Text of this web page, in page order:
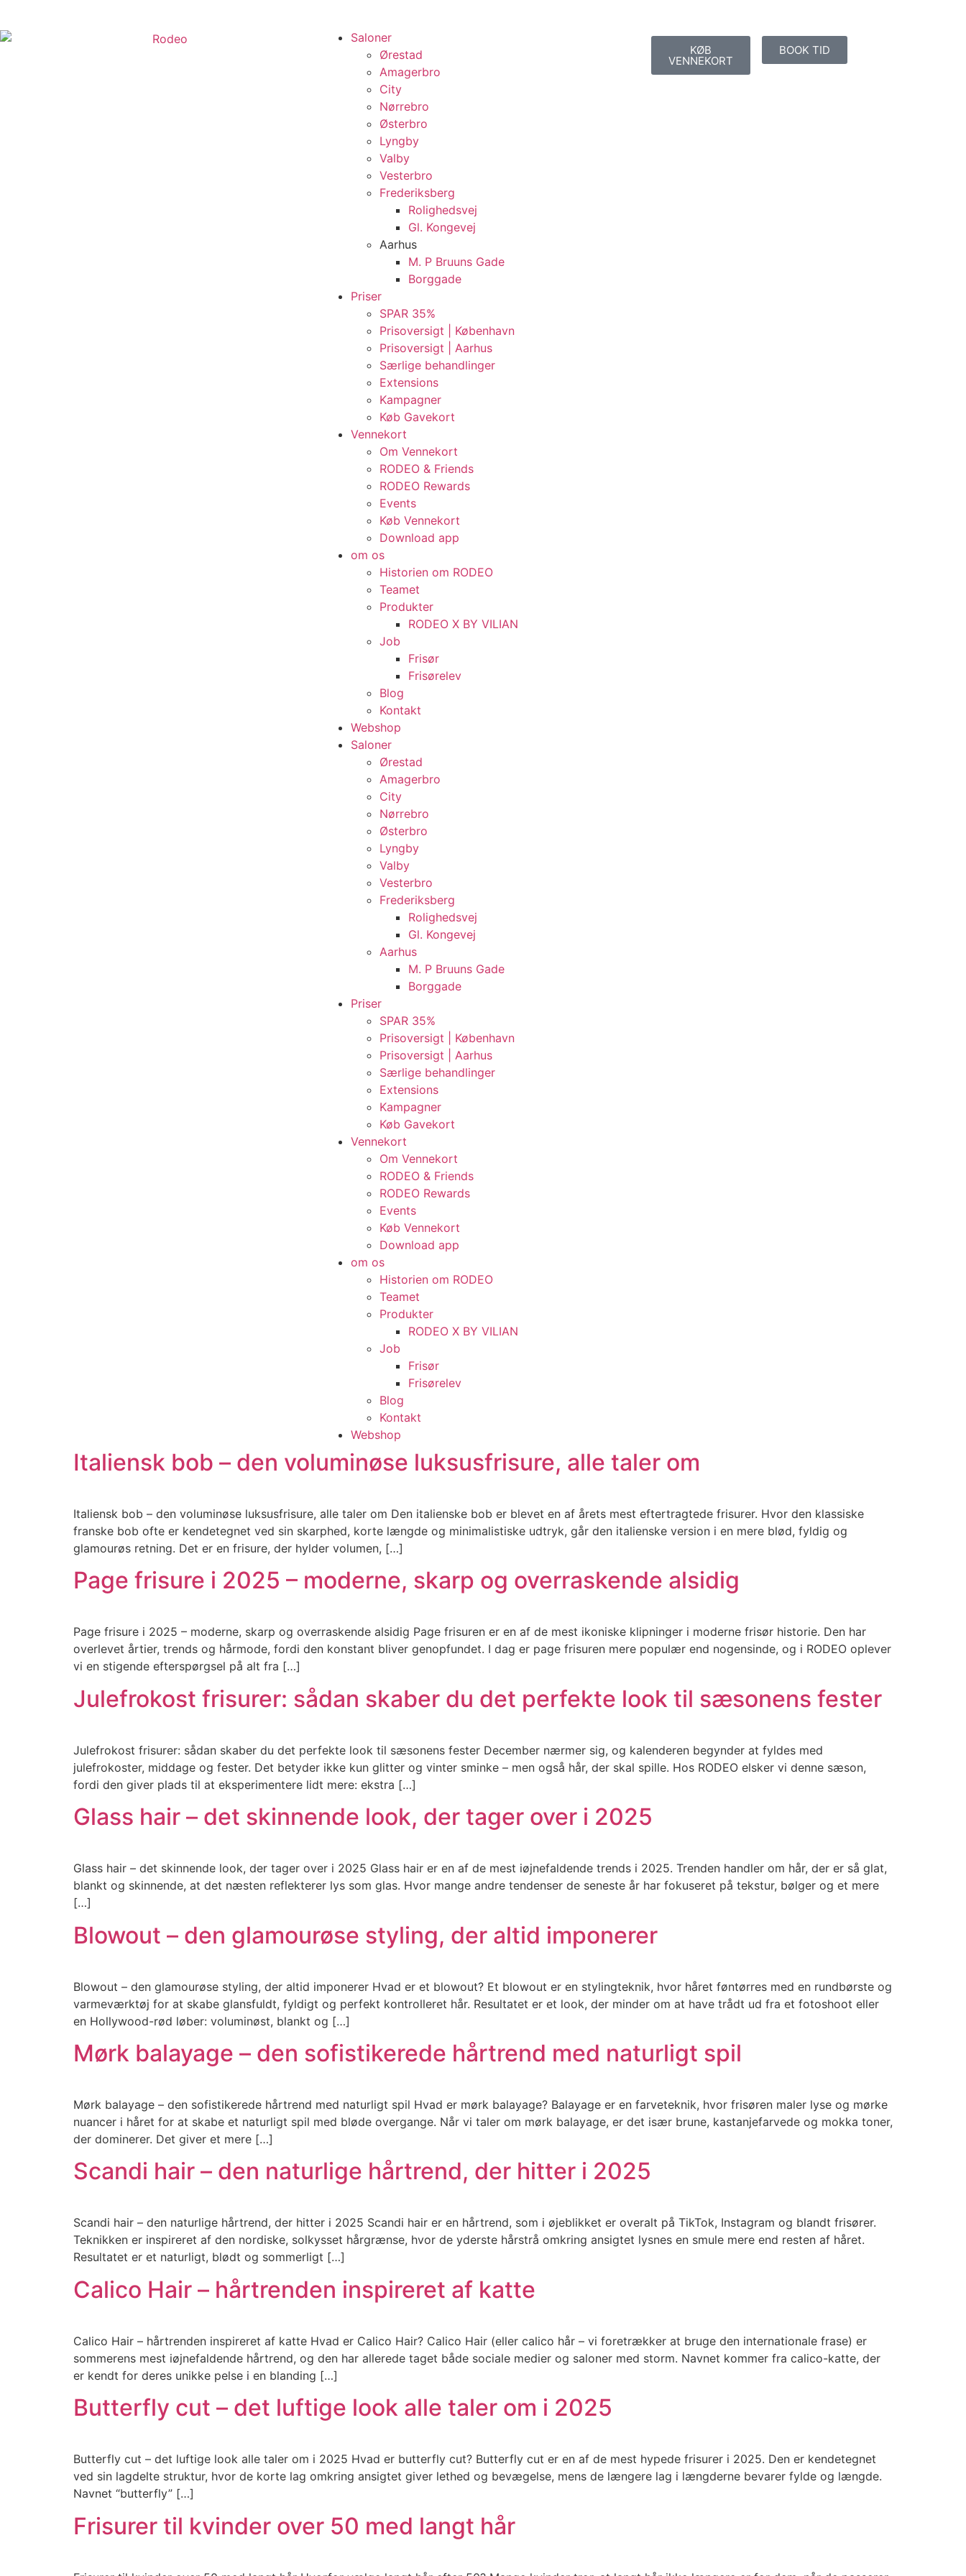
Saloner
Ørestad
Amagerbro
City
Nørrebro
Østerbro
Lyngby
Valby
Vesterbro
Frederiksberg
Rolighedsvej
Gl. Kongevej
Aarhus
M. P Bruuns Gade
Borggade
Priser
SPAR 35%
Prisoversigt | København
Prisoversigt | Aarhus
Særlige behandlinger
Extensions
Kampagner
Køb Gavekort
Vennekort
Om Vennekort
RODEO & Friends
RODEO Rewards
Events
Køb Vennekort
Download app
om os
Historien om RODEO
Teamet
Produkter
RODEO X BY VILIAN
Job
Frisør
Frisørelev
Blog
Kontakt
Webshop
Saloner
Ørestad
Amagerbro
City
Nørrebro
Østerbro
Lyngby
Valby
Vesterbro
Frederiksberg
Rolighedsvej
Gl. Kongevej
Aarhus
M. P Bruuns Gade
Borggade
Priser
SPAR 35%
Prisoversigt | København
Prisoversigt | Aarhus
Særlige behandlinger
Extensions
Kampagner
Køb Gavekort
Vennekort
Om Vennekort
RODEO & Friends
RODEO Rewards
Events
Køb Vennekort
Download app
om os
Historien om RODEO
Teamet
Produkter
RODEO X BY VILIAN
Job
Frisør
Frisørelev
Blog
Kontakt
Webshop
KØB
VENNEKORT
BOOK TID
Italiensk bob – den voluminøse luksusfrisure, alle taler om
Italiensk bob – den voluminøse luksusfrisure, alle taler om Den italienske bob er blevet en af årets mest eftertragtede frisurer. Hvor den klassiske
franske bob ofte er kendetegnet ved sin skarphed, korte længde og minimalistiske udtryk, går den italienske version i en mere blød, fyldig og
glamourøs retning. Det er en frisure, der hylder volumen, […]
Page frisure i 2025 – moderne, skarp og overraskende alsidig
Page frisure i 2025 – moderne, skarp og overraskende alsidig Page frisuren er en af de mest ikoniske klipninger i moderne frisør historie. Den har
overlevet årtier, trends og hårmode, fordi den konstant bliver genopfundet. I dag er page frisuren mere populær end nogensinde, og i RODEO oplever
vi en stigende efterspørgsel på alt fra […]
Julefrokost frisurer: sådan skaber du det perfekte look til sæsonens fester
Julefrokost frisurer: sådan skaber du det perfekte look til sæsonens fester December nærmer sig, og kalenderen begynder at fyldes med
julefrokoster, middage og fester. Det betyder ikke kun glitter og vinter sminke – men også hår, der skal spille. Hos RODEO elsker vi denne sæson,
fordi den giver plads til at eksperimentere lidt mere: ekstra […]
Glass hair – det skinnende look, der tager over i 2025
Glass hair – det skinnende look, der tager over i 2025 Glass hair er en af de mest iøjnefaldende trends i 2025. Trenden handler om hår, der er så glat,
blankt og skinnende, at det næsten reflekterer lys som glas. Hvor mange andre tendenser de seneste år har fokuseret på tekstur, bølger og et mere
[…]
Blowout – den glamourøse styling, der altid imponerer
Blowout – den glamourøse styling, der altid imponerer Hvad er et blowout? Et blowout er en stylingteknik, hvor håret føntørres med en rundbørste og
varmeværktøj for at skabe glansfuldt, fyldigt og perfekt kontrolleret hår. Resultatet er et look, der minder om at have trådt ud fra et fotoshoot eller
en Hollywood-rød løber: voluminøst, blankt og […]
Mørk balayage – den sofistikerede hårtrend med naturligt spil
Mørk balayage – den sofistikerede hårtrend med naturligt spil Hvad er mørk balayage? Balayage er en farveteknik, hvor frisøren maler lyse og mørke
nuancer i håret for at skabe et naturligt spil med bløde overgange. Når vi taler om mørk balayage, er det især brune, kastanjefarvede og mokka toner,
der dominerer. Det giver et mere […]
Scandi hair – den naturlige hårtrend, der hitter i 2025
Scandi hair – den naturlige hårtrend, der hitter i 2025 Scandi hair er en hårtrend, som i øjeblikket er overalt på TikTok, Instagram og blandt frisører.
Teknikken er inspireret af den nordiske, solkysset hårgrænse, hvor de yderste hårstrå omkring ansigtet lysnes en smule mere end resten af håret.
Resultatet er et naturligt, blødt og sommerligt […]
Calico Hair – hårtrenden inspireret af katte
Calico Hair – hårtrenden inspireret af katte Hvad er Calico Hair? Calico Hair (eller calico hår – vi foretrækker at bruge den internationale frase) er
sommerens mest iøjnefaldende hårtrend, og den har allerede taget både sociale medier og saloner med storm. Navnet kommer fra calico-katte, der
er kendt for deres unikke pelse i en blanding […]
Butterfly cut – det luftige look alle taler om i 2025
Butterfly cut – det luftige look alle taler om i 2025 Hvad er butterfly cut? Butterfly cut er en af de mest hypede frisurer i 2025. Den er kendetegnet
ved sin lagdelte struktur, hvor de korte lag omkring ansigtet giver lethed og bevægelse, mens de længere lag i længderne bevarer fylde og længde.
Navnet “butterfly” […]
Frisurer til kvinder over 50 med langt hår